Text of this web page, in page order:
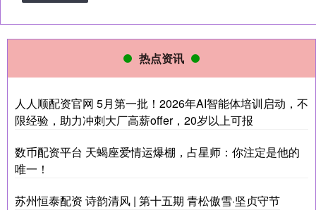
热点资讯
人人顺配资官网 5月第一批！2026年AI智能体培训启动，不
限经验，助力冲刺大厂高薪offer，20岁以上可报
数币配资平台 天蝎座爱情运爆棚，占星师：你注定是他的
唯一！
苏州恒泰配资 诗韵清风 | 第十五期 青松傲雪·坚贞守节